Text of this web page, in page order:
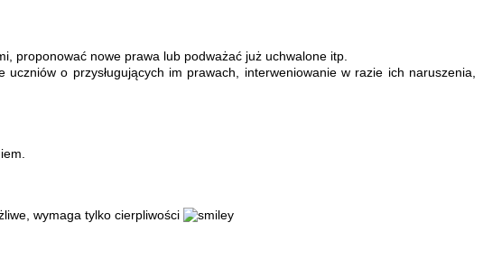
proponować nowe prawa lub podważać już uchwalone itp.
o przysługujących im prawach, interweniowanie w razie ich naruszenia,
wymaga tylko cierpliwości